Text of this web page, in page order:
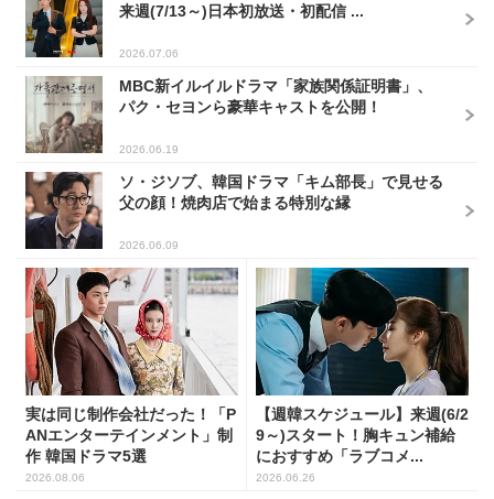
来週(7/13～)日本初放送・初配信 ...
2026.07.06
MBC新イルイルドラマ「家族関係証明書」、
パク・セヨンら豪華キャストを公開！
2026.06.19
ソ・ジソブ、韓国ドラマ「キム部長」で見せる
父の顔！焼肉店で始まる特別な縁
2026.06.09
実は同じ制作会社だった！「P
ANエンターテインメント」制
作 韓国ドラマ5選
2026.08.06
【週韓スケジュール】来週(6/2
9～)スタート！胸キュン補給
におすすめ「ラブコメ...
2026.06.26